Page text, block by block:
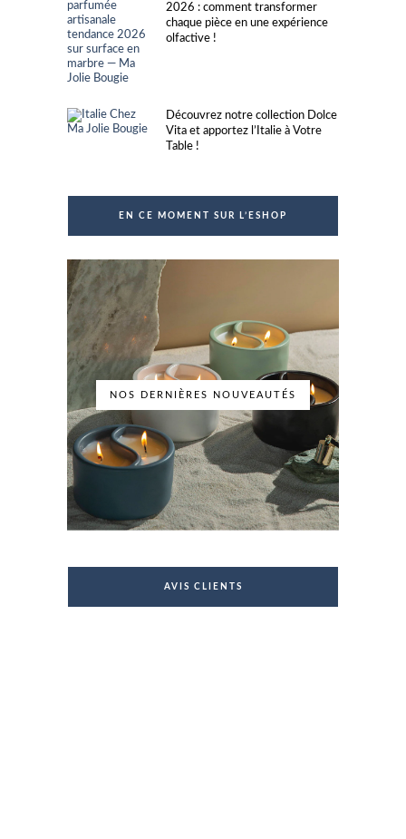
2026 : comment transformer
chaque pièce en une expérience
olfactive !
Découvrez notre collection Dolce
Vita et apportez l’Italie à Votre
Table !
EN CE MOMENT SUR L’ESHOP
NOS DERNIÈRES NOUVEAUTÉS
AVIS CLIENTS